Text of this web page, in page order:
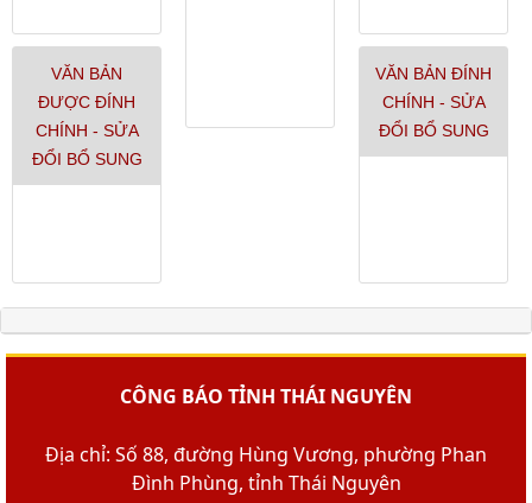
VĂN BẢN
ĐƯỢC ĐÍNH
CHÍNH - SỬA
ĐỔI BỔ SUNG
VĂN BẢN ĐÍNH
CHÍNH - SỬA
ĐỔI BỔ SUNG
CÔNG BÁO TỈNH THÁI NGUYÊN
Địa chỉ: Số 88, đường Hùng Vương, phường Phan
Đình Phùng, tỉnh Thái Nguyên